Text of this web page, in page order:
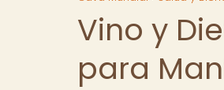
Vino y
para